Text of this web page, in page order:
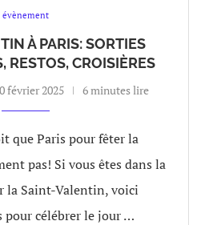
évènement
À PARIS: SORTIES
RESTOS, CROISIÈRES
février 2025 6 minutes lire
que Paris pour fêter la
pas! Si vous êtes dans la
la Saint-Valentin, voici
pour célébrer le jour …